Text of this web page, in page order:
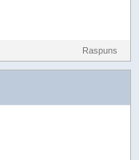
Raspuns